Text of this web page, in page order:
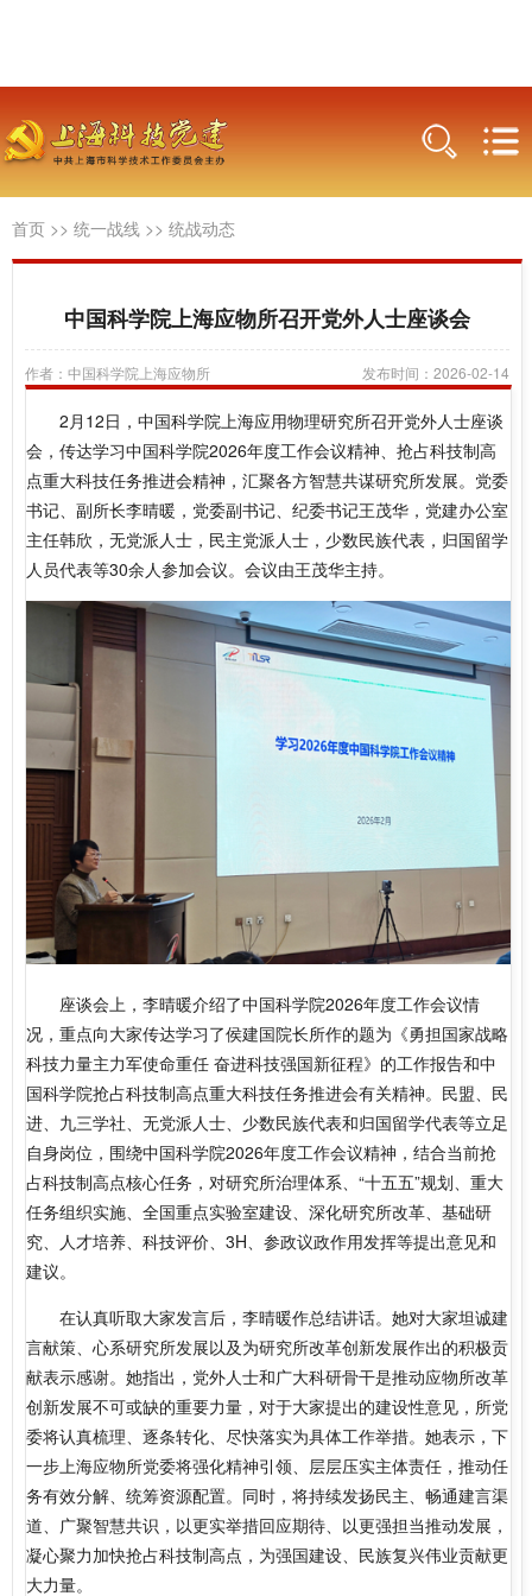
首页 >> 统一战线 >> 统战动态
中国科学院上海应物所召开党外人士座谈会
作者：中国科学院上海应物所 发布时间：2026-02-14
2月12日，中国科学院上海应用物理研究所召开党外人士座谈
会，传达学习中国科学院2026年度工作会议精神、抢占科技制高
点重大科技任务推进会精神，汇聚各方智慧共谋研究所发展。党委
书记、副所长李晴暖，党委副书记、纪委书记王茂华，党建办公室
主任韩欣，无党派人士，民主党派人士，少数民族代表，归国留学
人员代表等30余人参加会议。会议由王茂华主持。
座谈会上，李晴暖介绍了中国科学院2026年度工作会议情
况，重点向大家传达学习了侯建国院长所作的题为《勇担国家战略
科技力量主力军使命重任 奋进科技强国新征程》的工作报告和中
国科学院抢占科技制高点重大科技任务推进会有关精神。民盟、民
进、九三学社、无党派人士、少数民族代表和归国留学代表等立足
自身岗位，围绕中国科学院2026年度工作会议精神，结合当前抢
占科技制高点核心任务，对研究所治理体系、“十五五”规划、重大
任务组织实施、全国重点实验室建设、深化研究所改革、基础研
究、人才培养、科技评价、3H、参政议政作用发挥等提出意见和
建议。
在认真听取大家发言后，李晴暖作总结讲话。她对大家坦诚建
言献策、心系研究所发展以及为研究所改革创新发展作出的积极贡
献表示感谢。她指出，党外人士和广大科研骨干是推动应物所改革
创新发展不可或缺的重要力量，对于大家提出的建设性意见，所党
委将认真梳理、逐条转化、尽快落实为具体工作举措。她表示，下
一步上海应物所党委将强化精神引领、层层压实主体责任，推动任
务有效分解、统筹资源配置。同时，将持续发扬民主、畅通建言渠
道、广聚智慧共识，以更实举措回应期待、以更强担当推动发展，
凝心聚力加快抢占科技制高点，为强国建设、民族复兴伟业贡献更
大力量。